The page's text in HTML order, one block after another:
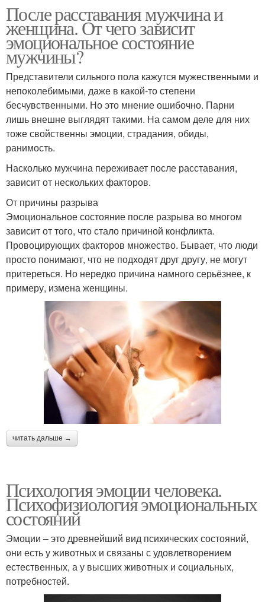
После расставания мужчина и
женщина. От чего зависит
эмоциональное состояние
мужчины?
Представители сильного пола кажутся мужественными и
непоколебимыми, даже в какой-то степени
бесчувственными. Но это мнение ошибочно. Парни
лишь внешне выглядят такими. На самом деле для них
тоже свойственны эмоции, страдания, обиды,
ранимость.
Насколько мужчина переживает после расставания,
зависит от нескольких факторов.
От причины разрыва
Эмоциональное состояние после разрыва во многом
зависит от того, что стало причиной конфликта.
Провоцирующих факторов множество. Бывает, что люди
просто понимают, что не подходят друг другу, не могут
притереться. Но нередко причина намного серьёзнее, к
примеру, измена женщины.
читать дальше →
Психология эмоции человека.
Психофизиология эмоциональных
состояний
Эмоции – это древнейший вид психических состояний,
они есть у животных и связаны с удовлетворением
естественных, а у высших животных и социальных,
потребностей.